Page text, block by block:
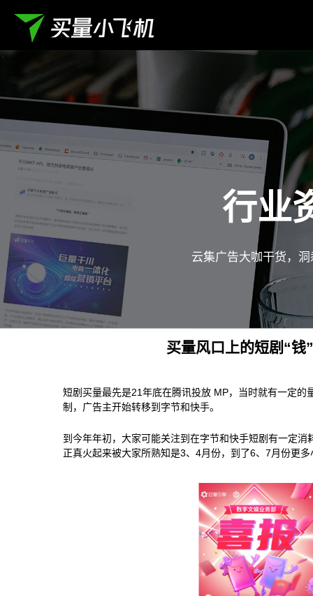
行业
云集广告大咖干货，
买量风口上的短剧“钱
短剧买量最先是21年底在腾讯投放 MP，当时就有一定的
制，广告主开始转移到字节和快手。
到今年年初，大家可能关注到在字节和快手短剧有一定
正真火起来被大家所熟知是3、4月份，到了6、7月份更